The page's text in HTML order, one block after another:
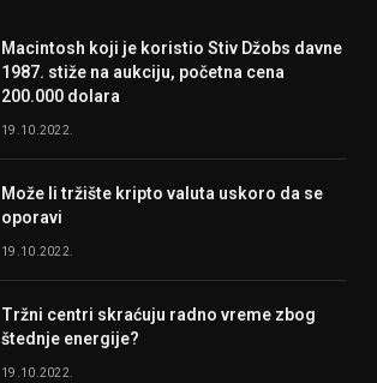
Macintosh koji je koristio Stiv Džobs davne
1987. stiže na aukciju, početna cena
200.000 dolara
19.10.2022.
Može li tržište kripto valuta uskoro da se
oporavi
19.10.2022.
Tržni centri skraćuju radno vreme zbog
štednje energije?
19.10.2022.